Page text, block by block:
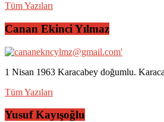
Tüm Yazıları
Canan Ekinci Yılmaz
1 Nisan 1963 Karacabey doğumlu.
Tüm Yazıları
Yusuf Kayışoğlu